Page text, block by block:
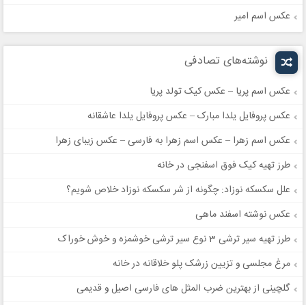
عکس اسم امیر
نوشته‌های تصادفی
عکس اسم پریا – عکس کیک تولد پریا
عکس پروفایل یلدا مبارک – عکس پروفایل یلدا عاشقانه
عکس اسم زهرا – عکس اسم زهرا به فارسی – عکس زیبای زهرا
طرز تهیه کیک فوق اسفنجی در خانه
علل سكسكه نوزاد: چگونه از شر سکسکه نوزاد خلاص شویم؟
عکس نوشته اسفند ماهی
طرز تهیه سیر ترشی 3 نوع سیر ترشی خوشمزه و خوش خوراک
مرغ مجلسی و تزیین زرشک پلو خلاقانه در خانه
گلچینی از بهترین ضرب المثل های فارسی اصیل و قدیمی